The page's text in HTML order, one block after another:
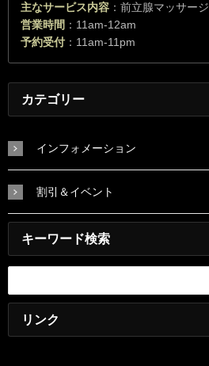
主なサービス内容 ：前立腺マッサージ
営業時間 ：11am-12am
予約受付 ：11am-11pm
カテゴリー
インフォメーション
割引＆イベント
キーワード検索
リンク